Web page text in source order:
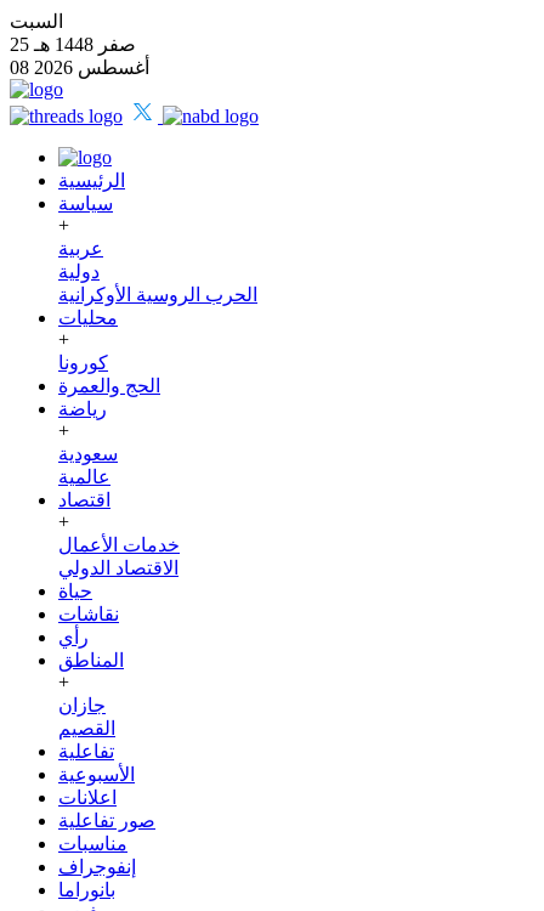
السبت
25 صفر 1448 هـ
08 أغسطس 2026
الرئيسية
سياسة
+
عربية
دولية
الحرب الروسية الأوكرانية
محليات
+
كورونا
الحج والعمرة
رياضة
+
سعودية
عالمية
اقتصاد
+
خدمات الأعمال
الاقتصاد الدولي
حياة
نقاشات
رأي
المناطق
+
جازان
القصيم
تفاعلية
الأسبوعية
اعلانات
صور تفاعلية
مناسبات
إنفوجراف
بانوراما